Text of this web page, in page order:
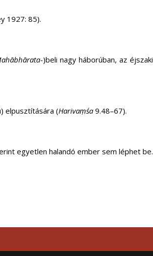
1927: 85).
-)beli nagy háborúban, az éjszaki
elpusztítására (Harivaṃśa 9.48–67).
egyetlen halandó ember sem léphet be.